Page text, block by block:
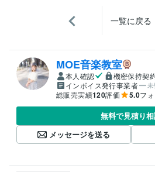
一覧に戻る
MOE音楽教室
本人確認
機密保持契
インボイス発行事業者
未
総販売実績120評価 5.0フ
無料で見積り
メッセージを送る